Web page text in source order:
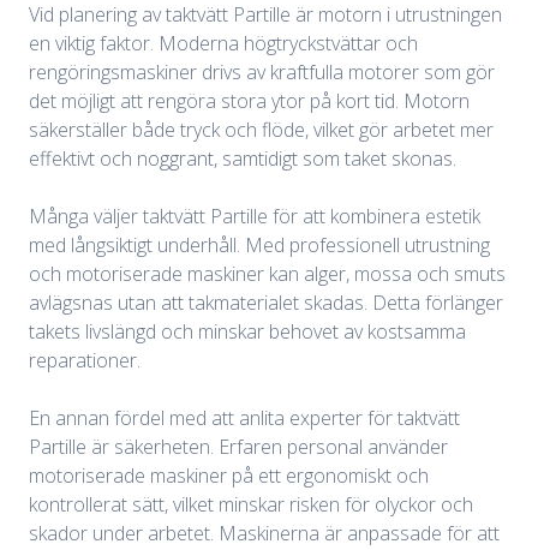
Vid planering av taktvätt Partille är motorn i utrustningen
en viktig faktor. Moderna högtryckstvättar och
rengöringsmaskiner drivs av kraftfulla motorer som gör
det möjligt att rengöra stora ytor på kort tid. Motorn
säkerställer både tryck och flöde, vilket gör arbetet mer
effektivt och noggrant, samtidigt som taket skonas.
Många väljer taktvätt Partille för att kombinera estetik
med långsiktigt underhåll. Med professionell utrustning
och motoriserade maskiner kan alger, mossa och smuts
avlägsnas utan att takmaterialet skadas. Detta förlänger
takets livslängd och minskar behovet av kostsamma
reparationer.
En annan fördel med att anlita experter för taktvätt
Partille är säkerheten. Erfaren personal använder
motoriserade maskiner på ett ergonomiskt och
kontrollerat sätt, vilket minskar risken för olyckor och
skador under arbetet. Maskinerna är anpassade för att